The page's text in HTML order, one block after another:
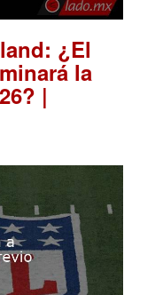
¿El
la
|